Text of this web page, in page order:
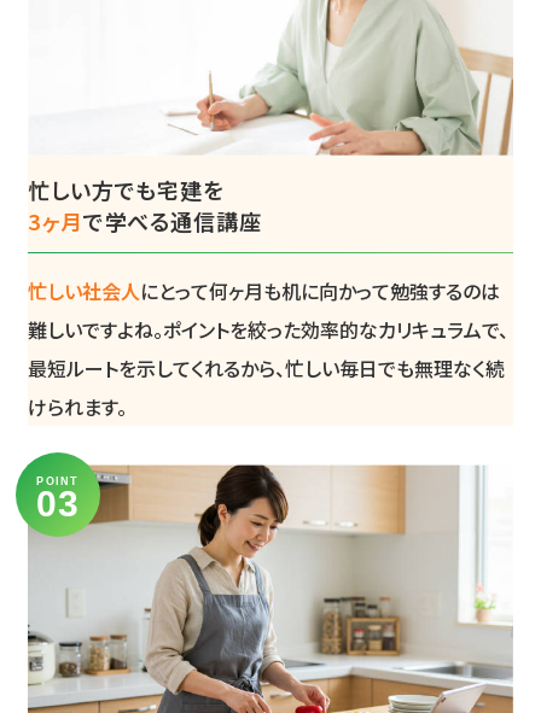
忙しい方でも宅建を
3ヶ月で学べる通信講座
忙しい社会人にとって何ヶ月も机に向かって勉強するのは
難しいですよね。ポイントを絞った効率的なカリキュラムで、
最短ルートを示してくれるから、忙しい毎日でも無理なく続
けられます。
POINT